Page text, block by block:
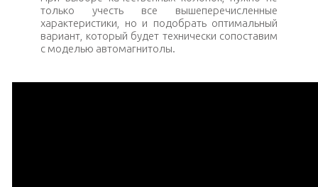
только учесть все вышеперечисленные
характеристики, но и подобрать оптимальный
вариант, который будет технически сопоставим
с моделью автомагнитолы.